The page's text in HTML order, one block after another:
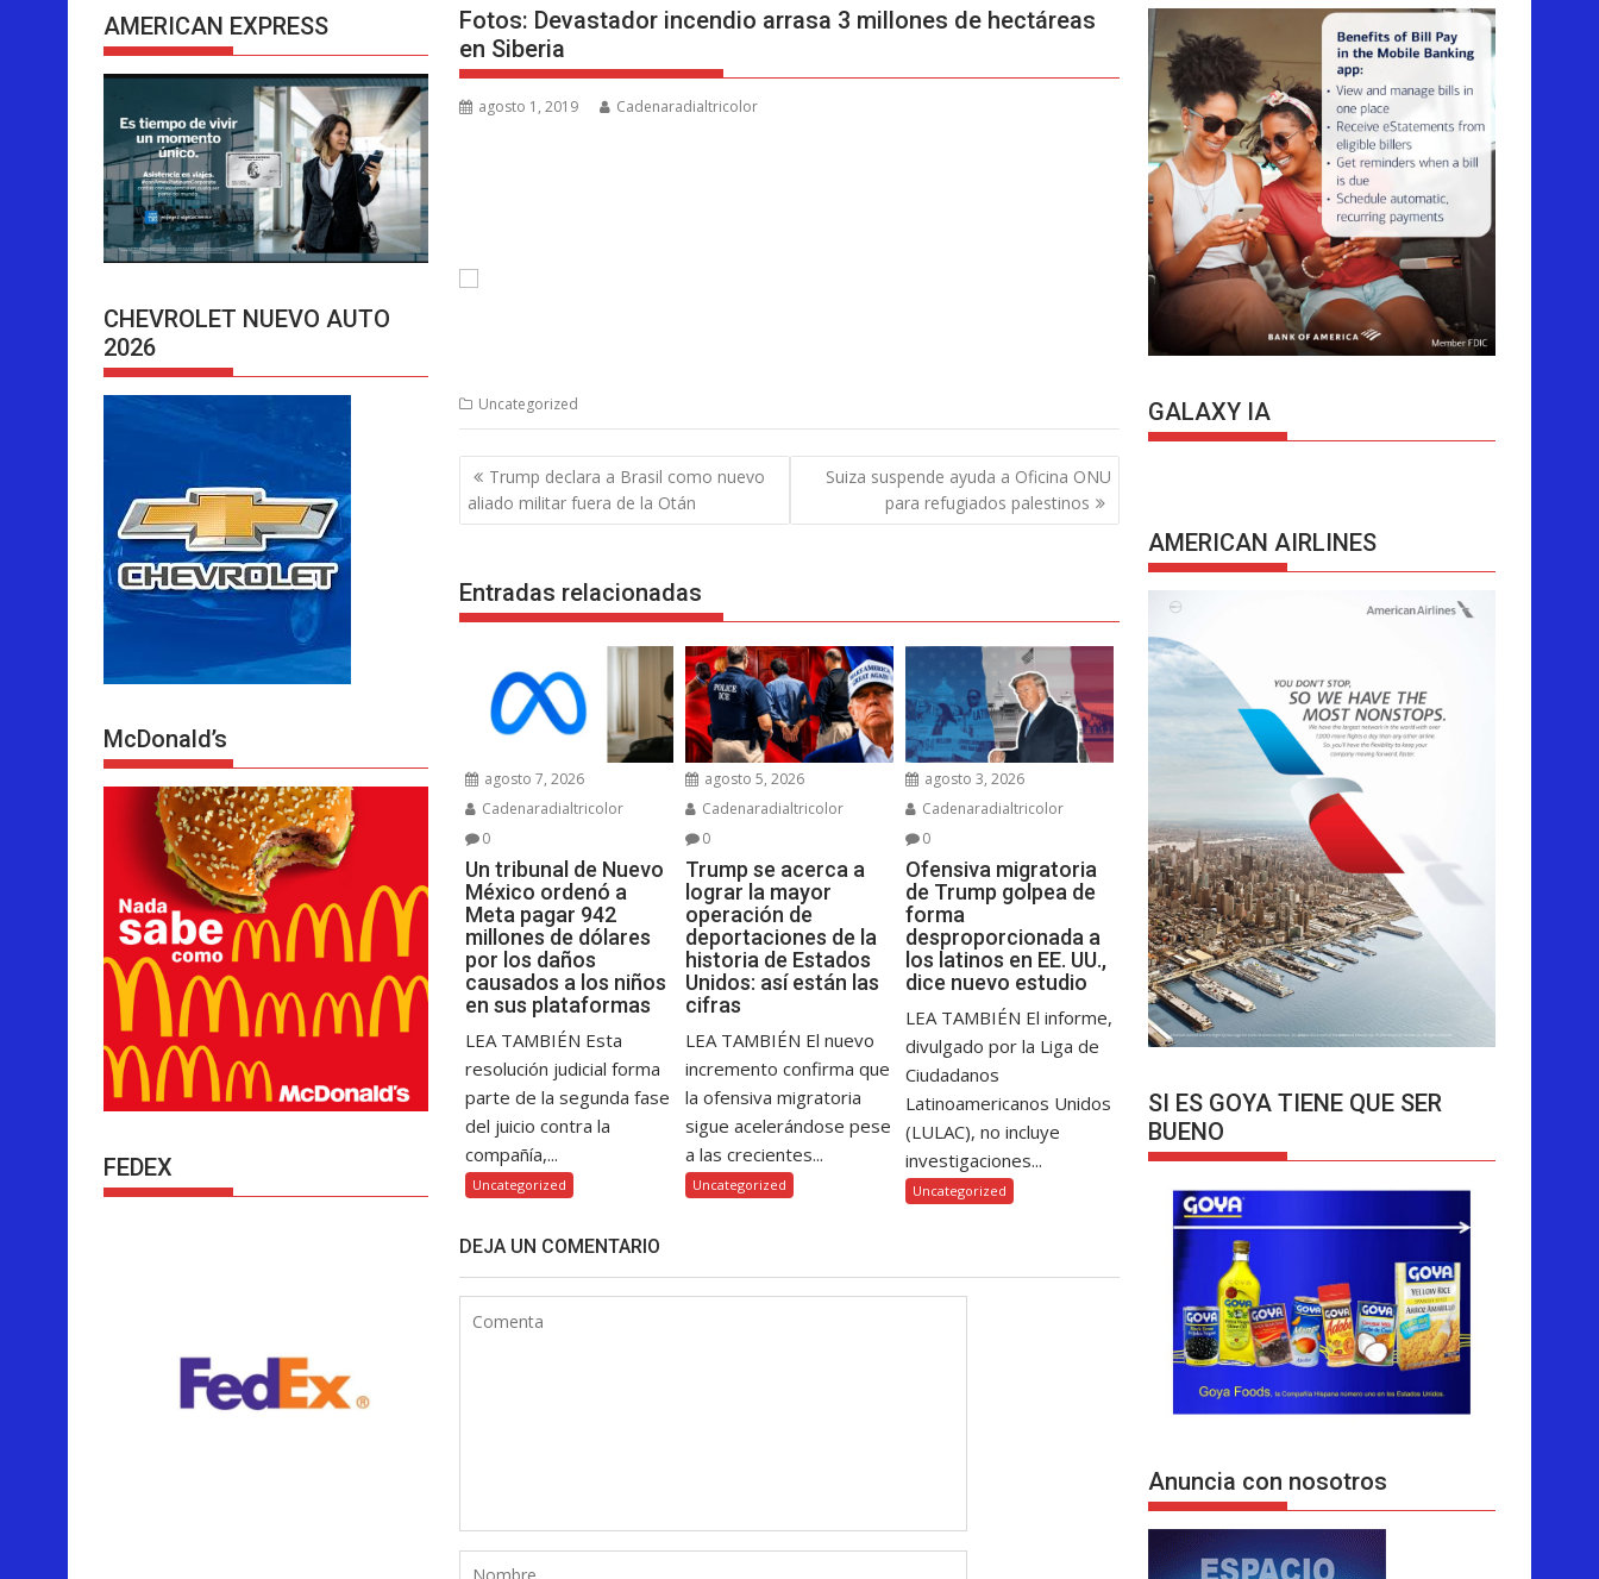
Fotos: Devastador incendio arrasa 3 millones de hectáreas
en Siberia
agosto 1, 2019 Cadenaradialtricolor
Uncategorized
Navegación
de
entradas
Trump declara a Brasil como nuevo
aliado militar fuera de la Otán
Suiza suspende ayuda a Oficina ONU
para refugiados palestinos
Entradas relacionadas
agosto 7, 2026
Cadenaradialtricolor
0
Un tribunal de Nuevo
México ordenó a
Meta pagar 942
millones de dólares
por los daños
causados a los niños
en sus plataformas
LEA TAMBIÉN Esta
resolución judicial forma
parte de la segunda fase
del juicio contra la
compañía,...
Uncategorized
agosto 5, 2026
Cadenaradialtricolor
0
Trump se acerca a
lograr la mayor
operación de
deportaciones de la
historia de Estados
Unidos: así están las
cifras
LEA TAMBIÉN El nuevo
incremento confirma que
la ofensiva migratoria
sigue acelerándose pese
a las crecientes...
Uncategorized
agosto 3, 2026
Cadenaradialtricolor
0
Ofensiva migratoria
de Trump golpea de
forma
desproporcionada a
los latinos en EE. UU.,
dice nuevo estudio
LEA TAMBIÉN El informe,
divulgado por la Liga de
Ciudadanos
Latinoamericanos Unidos
(LULAC), no incluye
investigaciones...
Uncategorized
DEJA UN COMENTARIO
AMERICAN EXPRESS
CHEVROLET NUEVO AUTO
2026
McDonald’s
FEDEX
GALAXY IA
AMERICAN AIRLINES
SI ES GOYA TIENE QUE SER
BUENO
Anuncia con nosotros